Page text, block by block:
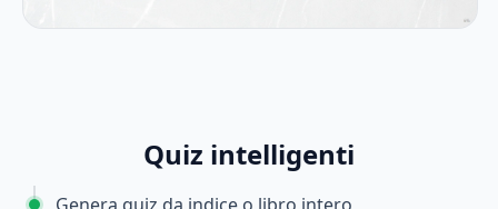
Quiz intelligenti